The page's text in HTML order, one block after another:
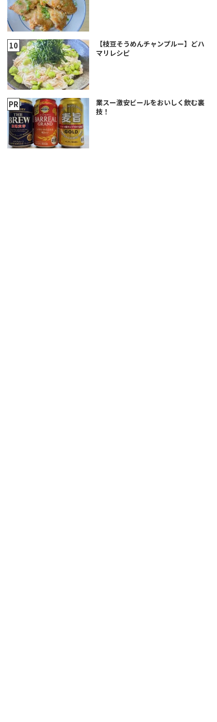
【枝豆そうめんチャンプルー】どハ
マリレシピ
業スー激安ビールをおいしく飲む裏
技！